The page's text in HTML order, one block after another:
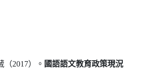
（2017）。 國語語文教育政策現況